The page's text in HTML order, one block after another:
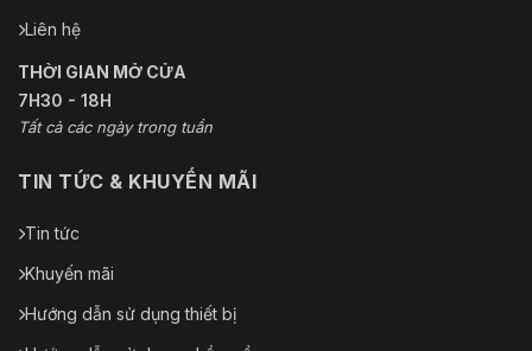
Liên hệ
THỜI GIAN MỞ CỬA
7H30 - 18H
Tất cả các ngày trong tuần
TIN TỨC & KHUYẾN MÃI
Tin tức
Khuyến mãi
Hướng dẫn sử dụng thiết bị